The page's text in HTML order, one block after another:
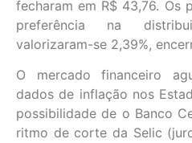
fecharam em R$ 43,76. Os
preferência na
valorizaram-se 2,39%,
O mercado financeiro
dados de inflação nos
possibilidade de o Banco
ritmo de corte da Selic